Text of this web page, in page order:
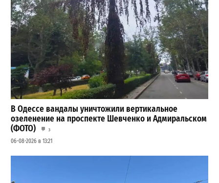
В Одессе вандалы уничтожили вертикальное
озеленение на проспекте Шевченко и Адмиральском
(ФОТО)
3
06-08-2026 в 13:21